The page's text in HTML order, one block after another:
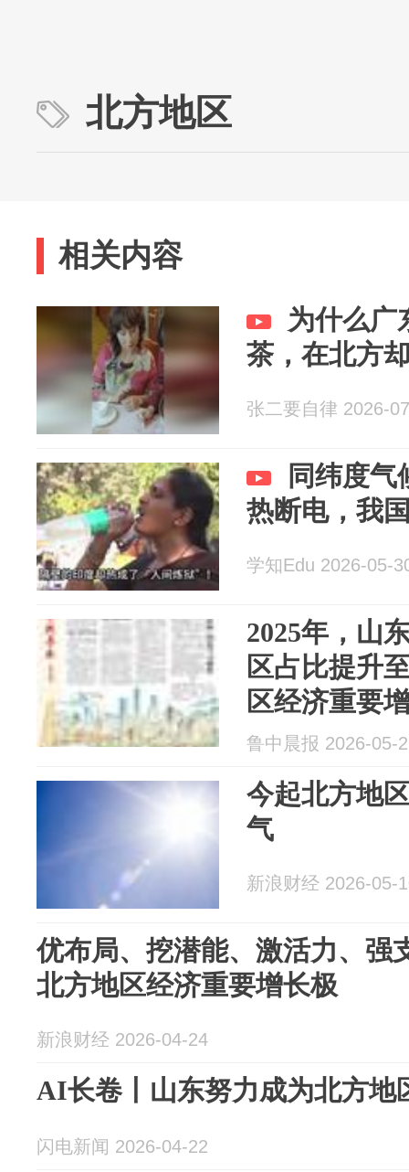
北方地区
相关内容
为什么广
茶，在北方
张二要自律 2026-
同纬度气
热断电，我
学知Edu 2026-05-
2025年，山
区占比提升
区经济重要
鲁中晨报 2026-05-
今起北方地
气
新浪财经 2026-05-
优布局、挖潜能、激活力、强
北方地区经济重要增长极
新浪财经 2026-04-24
AI长卷丨山东努力成为北方地
闪电新闻 2026-04-22